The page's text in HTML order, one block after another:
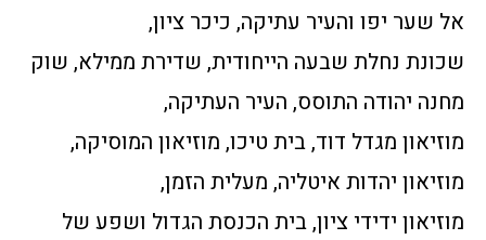
אל שער יפו והעיר עתיקה, כיכר ציון,
שכונת נחלת שבעה הייחודית, שדירת ממילא, שוק
מחנה יהודה התוסס, העיר העתיקה,
מוזיאון מגדל דוד, בית טיכו, מוזיאון המוסיקה,
מוזיאון יהדות איטליה, מעלית הזמן,
מוזיאון ידידי ציון, בית הכנסת הגדול ושפע של